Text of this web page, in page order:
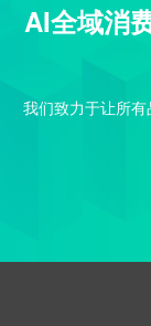
AI全域消
我们致力于让所